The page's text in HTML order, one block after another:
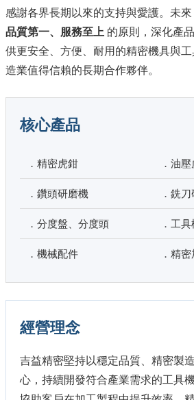
感謝各界長期以來的支持與愛護。未
品質第一、服務至上 的原則，深化產
供更安全、方便、耐用的精密機具與
造業值得信賴的長期合作夥伴。
核心產品
．精密虎鉗 ．油
．鑽頭研磨機 ．銑
．分度盤、分度頭 ．工
．機械配件 ．精
經營理念
吉益精密堅持以穩定品質、精密製
心，持續開發符合產業需求的工具